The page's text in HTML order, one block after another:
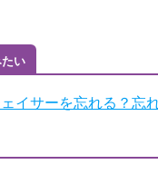
い
イサーを忘れる？忘